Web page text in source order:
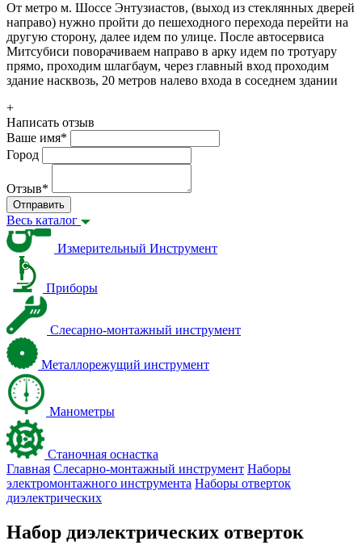
От метро м. Шоссе Энтузиастов, (выход из стеклянных дверей
направо) нужно пройти до пешеходного перехода перейти на
другую сторону, далее идем по улице. После автосервиса
Митсубиси поворачиваем направо в арку идем по тротуару
прямо, проходим шлагбаум, через главный вход проходим
здание насквозь, 20 метров налево входа в соседнем здании
+
Написать отзыв
Ваше имя*
Город
Отзыв*
Отправить
Весь каталог
Измерительный Инструмент
Приборы
Слесарно-монтажный инструмент
Металлорежущий инструмент
Манометры
Станочная оснастка
Главная Слесарно-монтажный инструмент Наборы
электромонтажного инструмента Наборы отверток
диэлектрических
Набор диэлектрических отверток